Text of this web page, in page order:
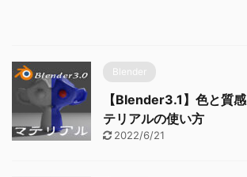
Blender
【Blender3.1】色と質
テリアルの使い方
2022/6/21